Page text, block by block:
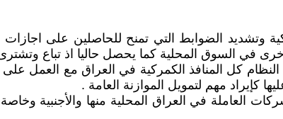
وتشديد الضوابط التي تمنح للحاصلين على اجازات
في السوق المحلية كما يحصل حاليا اذ تباع وتشترى
كل المنافذ الكمركية في العراق مع العمل على
كإيراد مهم لتمويل الموازنة العامة .
العاملة في العراق المحلية منها والأجنبية